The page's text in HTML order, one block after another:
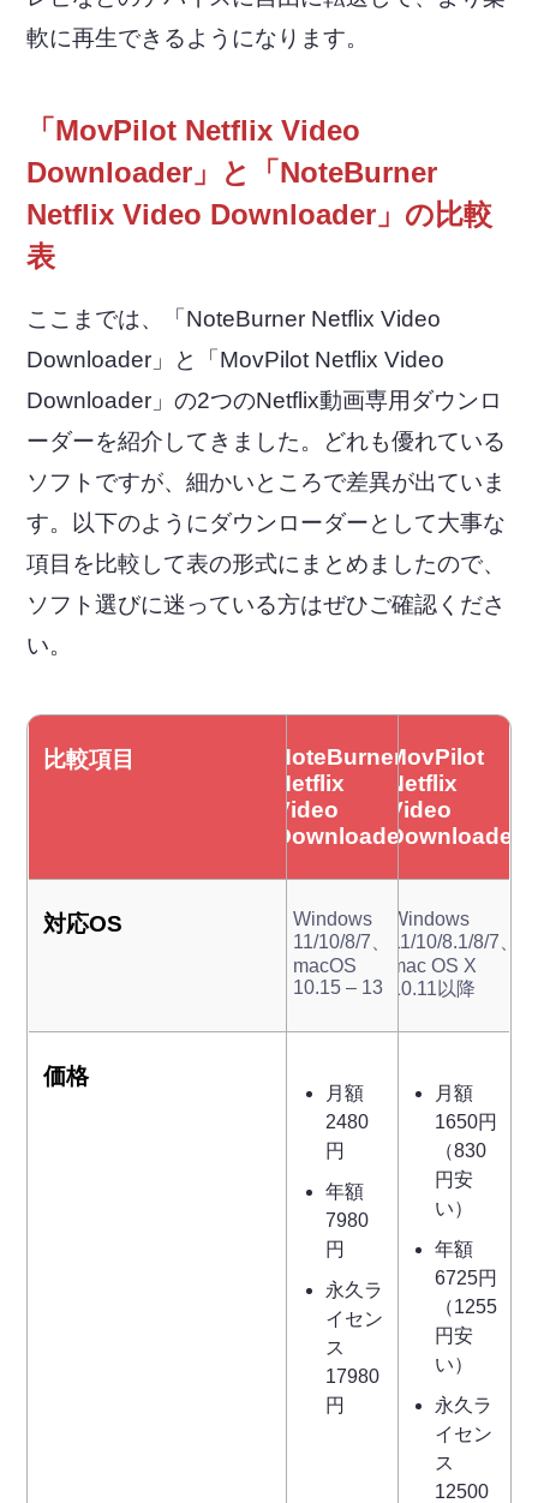
軟に再生できるようになります。
「MovPilot Netflix Video
Downloader」と「NoteBurner
Netflix Video Downloader」の比較
表
ここまでは、「NoteBurner Netflix Video
Downloader」と「MovPilot Netflix Video
Downloader」の2つのNetflix動画専用ダウンロ
ーダーを紹介してきました。どれも優れている
ソフトですが、細かいところで差異が出ていま
す。以下のようにダウンローダーとして大事な
項目を比較して表の形式にまとめましたので、
ソフト選びに迷っている方はぜひご確認くださ
い。
比較項目
NoteBurner
Netflix
Video
Downloader
MovPilot
Netflix
Video
Downloader
対応OS
Windows
11/10/8/7、
macOS
10.15 – 13
Windows
11/10/8.1/8/7、
mac OS X
10.11以降
価格
月額
2480
円
年額
7980
円
永久ラ
イセン
ス
17980
円
月額
1650円
（830
円安
い）
年額
6725円
（1255
円安
い）
永久ラ
イセン
ス
12500